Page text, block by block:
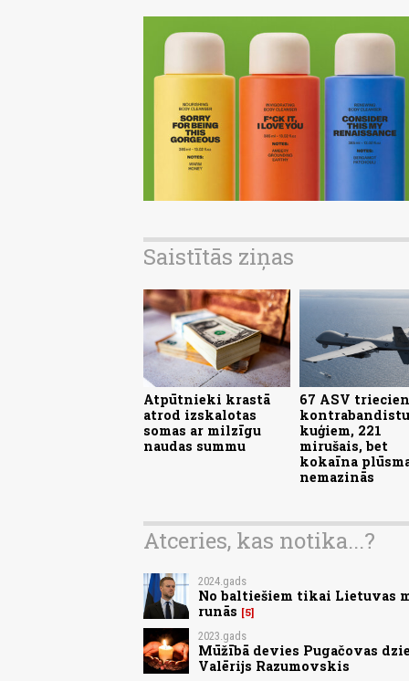
Saistītās ziņas
Atpūtnieki krastā
atrod izskalotas
somas ar milzīgu
naudas summu
67 ASV
kontrabandistu
kuģiem, 221
mirušais, bet
kokaīna
nemazinās
Atceries, kas notika...?
2024.gads
No baltiešiem tikai Lietuvas
runās
5
2023.gads
Mūžībā devies Pugačovas
Valērijs Razumovskis